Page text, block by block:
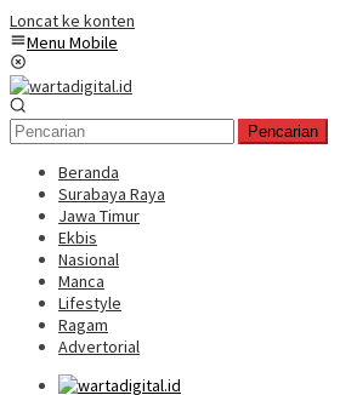
Loncat ke konten
Menu Mobile
Pencarian
Beranda
Surabaya Raya
Jawa Timur
Ekbis
Nasional
Manca
Lifestyle
Ragam
Advertorial